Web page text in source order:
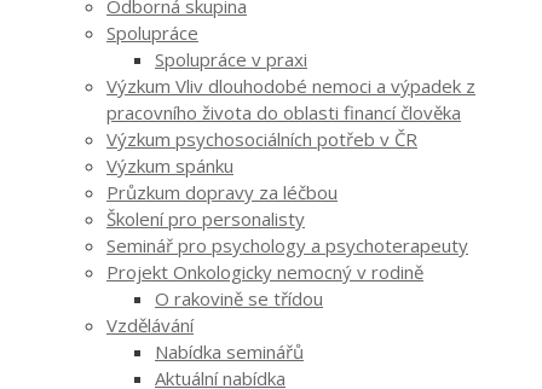
Odborná skupina
Spolupráce
Spolupráce v praxi
Výzkum Vliv dlouhodobé nemoci a výpadek z
pracovního života do oblasti financí člověka
Výzkum psychosociálních potřeb v ČR
Výzkum spánku
Průzkum dopravy za léčbou
Školení pro personalisty
Seminář pro psychology a psychoterapeuty
Projekt Onkologicky nemocný v rodině
O rakovině se třídou
Vzdělávání
Nabídka seminářů
Aktuální nabídka